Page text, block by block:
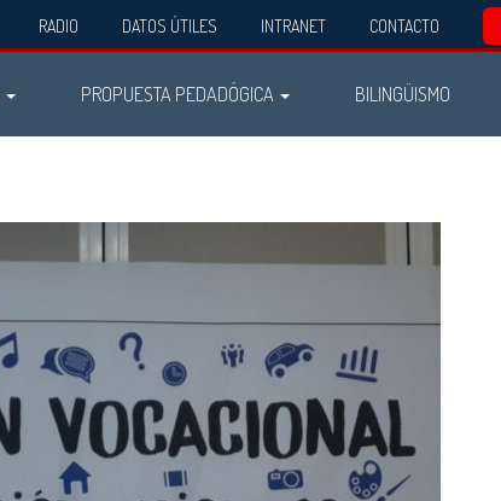
RADIO DATOS ÚTILES INTRANET CONTACTO
PROPUESTA PEDADÓGICA BILINGÜISMO